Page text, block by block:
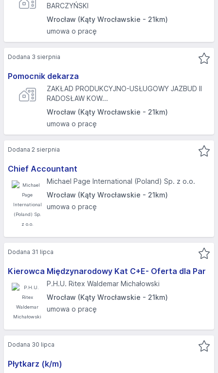
BARCZYŃSKI
Wrocław (Kąty Wrocławskie - 21km)
umowa o pracę
Pomocnik dekarza
ZAKŁAD PRODUKCYJNO-USŁUGOWY JAZBUD II
RADOSŁAW KOW...
Wrocław (Kąty Wrocławskie - 21km)
umowa o pracę
Dodana 3 sierpnia
Chief Accountant
Michael Page International (Poland) Sp. z o.o.
Wrocław (Kąty Wrocławskie - 21km)
umowa o pracę
Dodana 2 sierpnia
Kierowca Międzynarodowy Kat C+E- Oferta dla Par
P.H.U. Ritex Waldemar Michałowski
Wrocław (Kąty Wrocławskie - 21km)
umowa o pracę
Dodana 31 lipca
Płytkarz (k/m)
Dodana 30 lipca